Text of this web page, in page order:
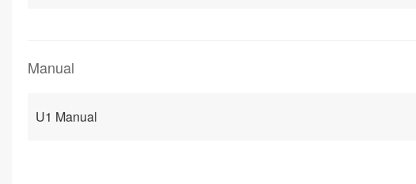
Manual
U1 Manual